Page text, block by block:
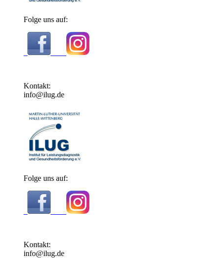
Folge uns auf:
Kontakt:
info@ilug.de
Folge uns auf:
Kontakt:
info@ilug.de